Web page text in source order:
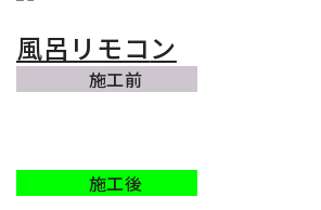
風呂リモコン
施工前
施工後